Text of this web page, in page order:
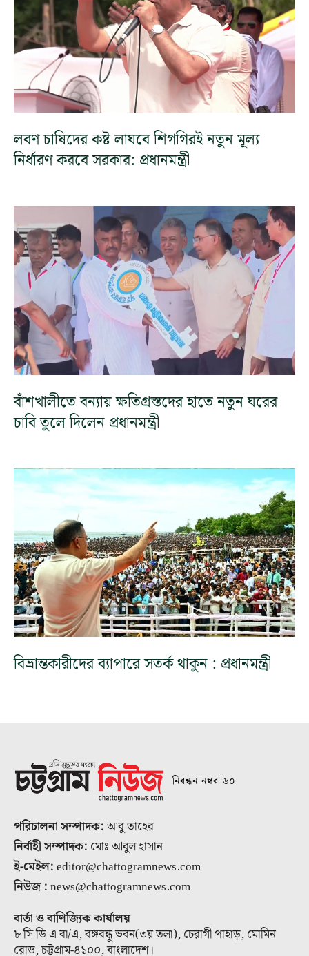
লবণ চাষিদের কষ্ট লাঘবে শিগগিরই নতুন মূল্য
নির্ধারণ করবে সরকার: প্রধানমন্ত্রী
বাঁশখালীতে বন্যায় ক্ষতিগ্রস্তদের হাতে নতুন ঘরের
চাবি তুলে দিলেন প্রধানমন্ত্রী
বিভ্রান্তকারীদের ব্যাপারে সতর্ক থাকুন : প্রধানমন্ত্রী
নিবন্ধন নম্বর ৬০
পরিচালনা সম্পাদক:আবু তাহের
নির্বাহী সম্পাদক: মোঃ আবুল হাসান
ই-মেইল:editor@chattogramnews.com
নিউজ :news@chattogramnews.com
বার্তা ও বাণিজ্যিক কার্যালয়
৮ সি ডি এ বা/এ, বঙ্গবন্ধু ভবন(৩য় তলা), চেরাগী পাহাড়, মোমিন
রোড, চট্টগ্রাম-৪১০০, বাংলাদেশ।